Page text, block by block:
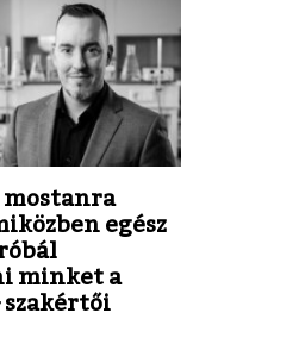
egész
minket a
szakértői